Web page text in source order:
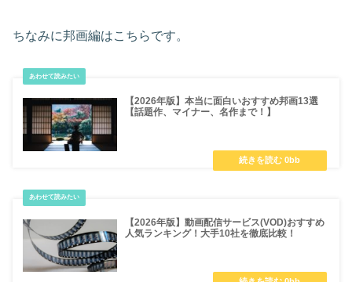
ちなみに邦画編はこちらです。
【2026年版】本当に面白いおすすめ邦画13選
【話題作、マイナー、名作まで！】
【2026年版】動画配信サービス(VOD)おすすめ
人気ランキング！大手10社を徹底比較！